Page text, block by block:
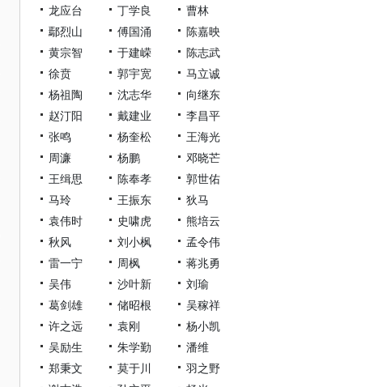
龙应台
丁学良
曹林
鄢烈山
傅国涌
陈嘉映
黄宗智
于建嵘
陈志武
徐贲
郭宇宽
马立诚
杨祖陶
沈志华
向继东
赵汀阳
戴建业
李昌平
张鸣
杨奎松
王海光
周濂
杨鹏
邓晓芒
王缉思
陈奉孝
郭世佑
马玲
王振东
狄马
袁伟时
史啸虎
熊培云
秋风
刘小枫
孟令伟
雷一宁
周枫
蒋兆勇
吴伟
沙叶新
刘瑜
葛剑雄
储昭根
吴稼祥
许之远
袁刚
杨小凯
吴励生
朱学勤
潘维
郑秉文
莫于川
羽之野